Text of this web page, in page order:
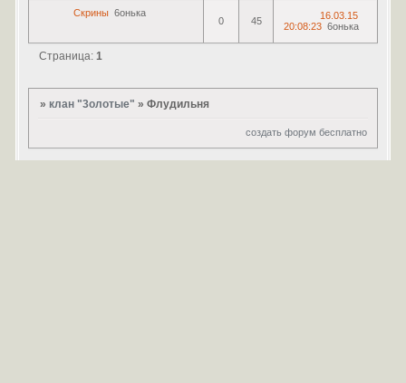
Скрины 6онька
0 45
16.03.15
20:08:23 6онька
Страница:1
» клан "3олотые" »Флудильня
создать форум бесплатно